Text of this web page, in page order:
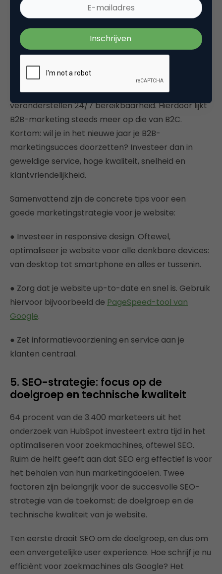
Voor de B2B marketing- en salesafdelingen wordt
het steeds belangrijker om altijd online bereikbaar
te zijn. Klanten willen steeds sneller antwoord en
veronderstellen 24/7 bereikbaarheid. Hierdoor lijkt
B2B-marketing steeds meer op die van B2C.
Kortom: wil je in het nieuwe jaar je B2B-
marketingsucces doorzetten? Investeer dan in
geweldige service, hoge kwaliteit, snelheid en
klantvriendelijkheid.
Samenvattend zijn de concrete tips voor een
goede marketingstrategie voor je website:
● Investeer in responsive design. Oftewel,
optimaliseer je website voor alle denkbare devices:
van desktop tot smartphone en alles er tussenin.
● Zorg dat je website up-to-date en snel is. Gebruik
hiervoor bijvoorbeeld de PageSpeed-tool van
Google.
● Zet informatievoorziening en service aan je
klanten centraal.
5. SEO-strategie: focus op de
doelgroep en technische kwaliteit
64 procent van de 3.400 marketeers uit het
onderzoek van HubSpot investeert extra tijd in het
optimaliseren voor zoekmachines, oftewel SEO.
Ruim de helft geeft aan dat SEO erg effectief is voor
het behalen van hun marketingdoelen. Twee
factoren zijn belangrijk voor de succesvolle SEO-
strategie van de toekomst: de doelgroep en de
technische kwaliteit van je website.
Ten eerste draait SEO om de doelgroep, en dus om
een onvergetelijke user experience. Hoe schrijf je nu
efficiënt voor zoekmachines als Google? Het